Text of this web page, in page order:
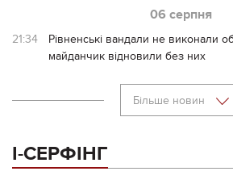
06 серпня
21:34
Рівненські вандали не виконали
майданчик відновили без них
Більше новин
І-СЕРФІНГ